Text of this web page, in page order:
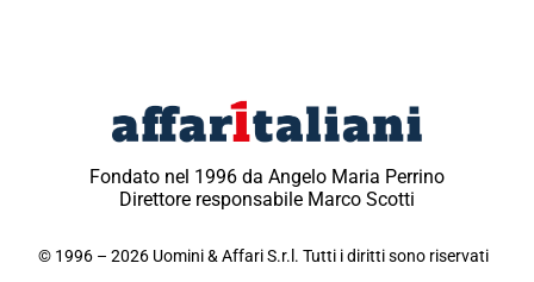
Fondato nel 1996 da Angelo Maria Perrino
Direttore responsabile Marco Scotti
© 1996 – 2026 Uomini & Affari S.r.l. Tutti i diritti sono riservati